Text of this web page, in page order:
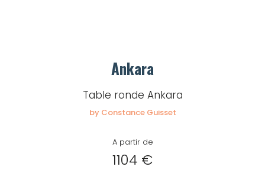
Ankara
Table ronde Ankara
by Constance Guisset
A partir de
1104 €